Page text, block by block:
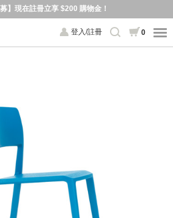
募】現在註冊立享 $200 購物金！
登入/註冊 0